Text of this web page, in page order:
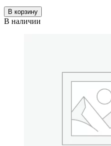
В корзину
В наличии